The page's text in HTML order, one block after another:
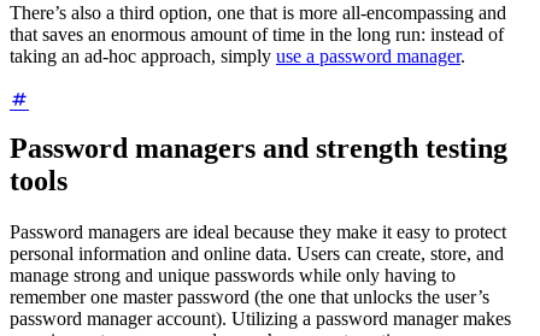
There’s also a third option, one that is more all-encompassing and
that saves an enormous amount of time in the long run: instead of
taking an ad-hoc approach, simply use a password manager.
Password managers and strength testing
tools
Password managers are ideal because they make it easy to protect
personal information and online data. Users can create, store, and
manage strong and unique passwords while only having to
remember one master password (the one that unlocks the user’s
password manager account). Utilizing a password manager makes